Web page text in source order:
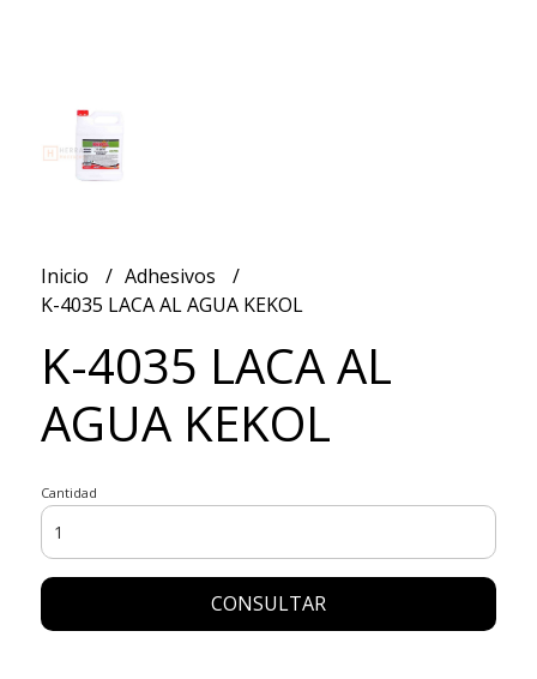
Inicio
Adhesivos
K-4035 LACA AL AGUA KEKOL
K-4035 LACA AL
AGUA KEKOL
Cantidad
CONSULTAR